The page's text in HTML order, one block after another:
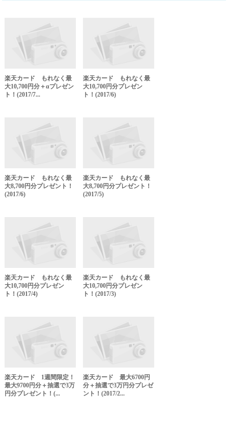
楽天カード もれなく最
大10,700円分＋αプレゼン
ト！(2017/7...
楽天カード もれなく最
大10,700円分プレゼン
ト！(2017/6)
楽天カード もれなく最
大8,700円分プレゼント！
(2017/6)
楽天カード もれなく最
大8,700円分プレゼント！
(2017/5)
楽天カード もれなく最
大10,700円分プレゼン
ト！(2017/4)
楽天カード もれなく最
大10,700円分プレゼン
ト！(2017/3)
楽天カード 1週間限定！
最大9700円分＋抽選で3万
円分プレゼント！(...
楽天カード 最大6700円
分＋抽選で3万円分プレゼ
ント！(2017/2...